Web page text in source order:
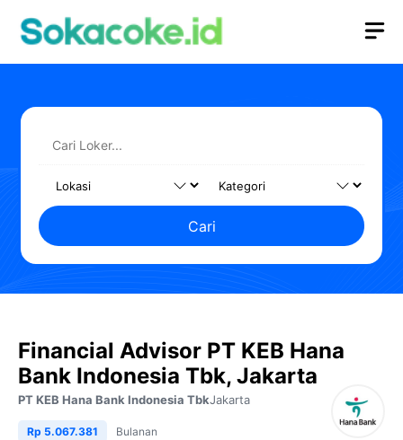
Cari
Financial Advisor PT KEB Hana
Bank Indonesia Tbk, Jakarta
PT KEB Hana Bank Indonesia TbkJakarta
Rp 5.067.381 Bulanan